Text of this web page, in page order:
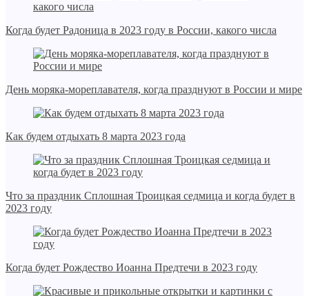
Когда будет Радоница в 2023 году в России, какого числа
День моряка-мореплавателя, когда празднуют в России и мире
Как будем отдыхать 8 марта 2023 года
Что за праздник Сплошная Троицкая седмица и когда будет в
2023 году
Когда будет Рождество Иоанна Предтечи в 2023 году